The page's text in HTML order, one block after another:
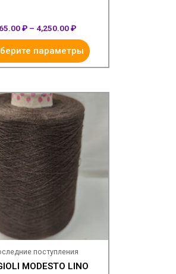
₽ – 4,250.00₽
параметры
поступления
MODESTO LINO